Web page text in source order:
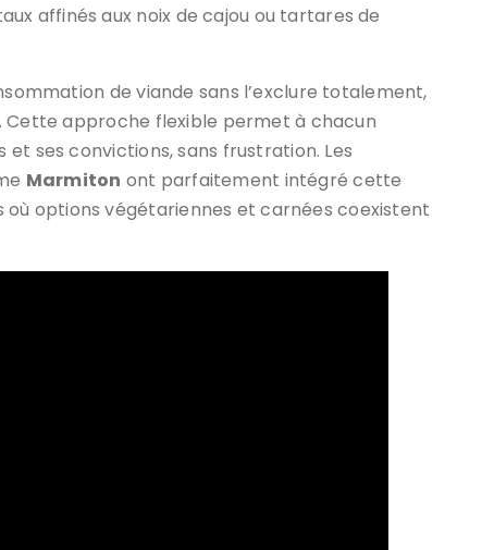
affinés aux noix de cajou ou tartares de
de viande sans l’exclure totalement,
approche flexible permet à chacun
ses convictions, sans frustration. Les
Marmiton ont parfaitement intégré cette
options végétariennes et carnées coexistent